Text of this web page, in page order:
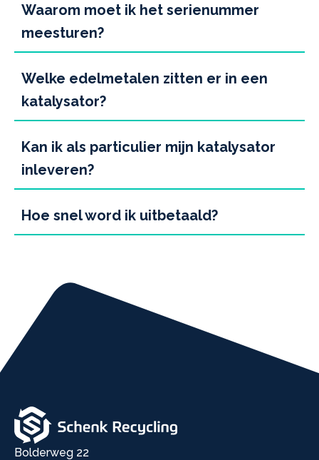
Waarom moet ik het serienummer
meesturen?
Welke edelmetalen zitten er in een
katalysator?
Kan ik als particulier mijn katalysator
inleveren?
Hoe snel word ik uitbetaald?
Bolderweg 22